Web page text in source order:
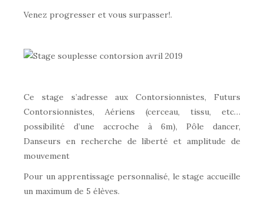
Venez progresser et vous surpasser!.
Ce stage s’adresse aux Contorsionnistes, Futurs
Contorsionnistes, Aériens (cerceau, tissu, etc…
possibilité d’une accroche à 6m), Pôle dancer,
Danseurs en recherche de liberté et amplitude de
mouvement
Pour un apprentissage personnalisé, le stage accueille
un maximum de 5 élèves.